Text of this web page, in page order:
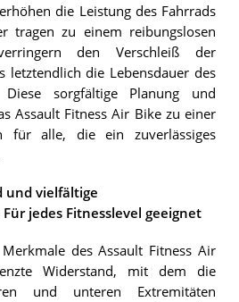
die Leistung des Fahrrads
tragen zu einem reibungslosen
den Verschleiß der
letztendlich die Lebensdauer des
Diese sorgfältige Planung und
Assault Fitness Air Bike zu einer
für alle, die ein zuverlässiges
und vielfältige
jedes Fitnesslevel geeignet
des Assault Fitness Air
Widerstand, mit dem die
und unteren Extremitäten